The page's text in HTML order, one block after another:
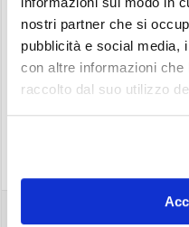
nostri partner che si
pubblicità e social media,
con altre informazioni che
raccolto dal suo utilizzo
Budget
Ulteriori